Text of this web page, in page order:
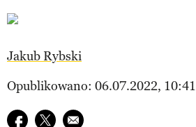
Jakub Rybski
Opublikowano: 06.07.2022, 10:41
Udostępnij na facebook
Udostępnij na twitter
E-mail do przyjaciela